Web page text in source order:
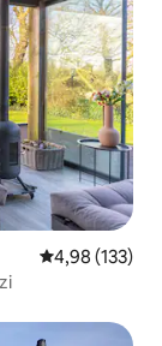
Évaluation
4,98 (133)